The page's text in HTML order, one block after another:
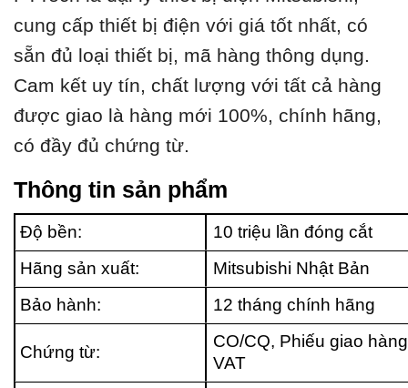
cung cấp thiết bị điện với giá tốt nhất, có
sẵn đủ loại thiết bị, mã hàng thông dụng.
Cam kết uy tín, chất lượng với tất cả hàng
được giao là hàng mới 100%, chính hãng,
có đầy đủ chứng từ.
Thông tin sản phẩm
Độ bền:
10 triệu lần đóng cắt
Hãng sản xuất:
Mitsubishi Nhật Bản
Bảo hành:
12 tháng chính hãng
Chứng từ:
CO/CQ, Phiếu giao
VAT